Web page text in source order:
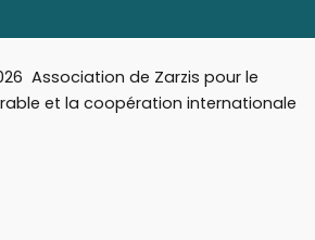
Association de Zarzis pour le
et la coopération internationale